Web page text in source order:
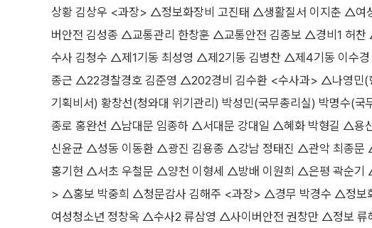
상황 김상우 <과장> △정보화장비 고진태 △생활질서 이지춘 △
버안전 김성종 △교통관리 한창훈 △교통안전 김종보 △경비1 허
수사 김청수 △제1기동 최성영 △제2기동 김병찬 △제4기동 이수
종근 △22경찰경호 김준영 △202경비 김수환 <수사과> △나영민
기획비서) 황창선(청와대 위기관리) 박성민(국무총리실) 박명수(
종로 홍완선 △남대문 임종하 △서대문 강대일 △혜화 박형길 △
신윤균 △성동 이동환 △광진 김용종 △강남 정태진 △관악 최종
홍기현 △서초 우철문 △양천 이형세 △방배 이원희 △은평 곽순
> △홍보 박중희 △청문감사 김해주 <과장> △경무 박경수 △정
여성청소년 정창옥 △수사2 류삼영 △사이버안전 권창만 △정보